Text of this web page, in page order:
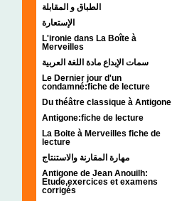
الطباق و المقابلة
الإستعارة
L'ironie dans La Boîte à
Merveilles
سمات الإبداع مادة اللغة العربية
Le Dernier jour d'un
condamné:fiche de lecture
Du théâtre classique à Antigone
Antigone:fiche de lecture
La Boite à Merveilles fiche de
lecture
مهارة المقارنة والاستنتاج
Antigone de Jean Anouilh:
Etude,exercices et examens
corrigés